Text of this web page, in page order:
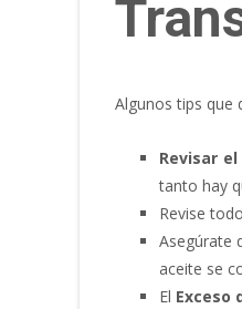
Algunos tips que
Revisar
tanto hay
Revise
Asegúrate
aceite se
El Exceso